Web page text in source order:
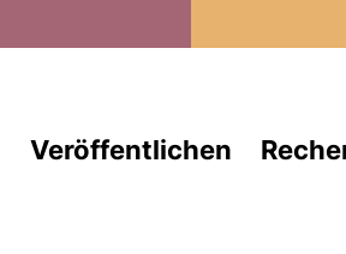
Veröffentlichen